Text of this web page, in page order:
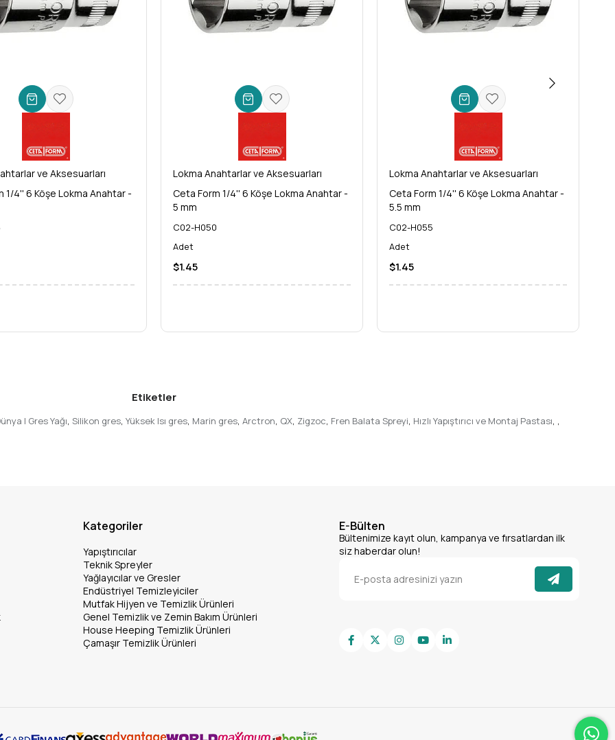
uç ve gövde.
projelerinizde sıfır hata ve maksimum performans arayanlar için
vazgeçilmez bir
bir adım önde olun!
ve Aksesuarları
1/4'' 6 Köşe Lokma Anahtar -
Lokma Anahtarlar ve Aksesuarları
Ceta Form 1/4'' 6 Köşe Lokma Anahtar -
5 mm
C02-H050
Adet
$1.45
Lokma Anahtarlar ve Aksesuarları
Ceta Form 1/4'' 6 Köşe Lokma Anahtar -
5.5 mm
C02-H055
Adet
$1.45
Etiketler
| Gres Yağı, Silikon gres, Yüksek Isı gres, Marin gres, Arctron, QX, Zigzoc, Fren Balata Spreyi, Hızlı Yapıştırıcı ve Montaj Pastası, ,
Kategoriler
Yapıştırıcılar
Teknik Spreyler
Yağlayıcılar ve Gresler
Endüstriyel Temizleyiciler
Mutfak Hijyen ve Temizlik Ürünleri
Genel Temizlik ve Zemin Bakım Ürünleri
House Heeping Temizlik Ürünleri
Çamaşır Temizlik Ürünleri
E-Bülten
Bültenimize kayıt olun, kampanya ve fırsatlardan ilk
siz haberdar olun!